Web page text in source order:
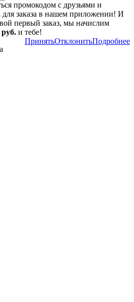
промокодом с друзьями и
для заказа в нашем приложении! И
первый заказ, мы начислим
руб. и тебе!
ПринятьОтклонитьПодробнее